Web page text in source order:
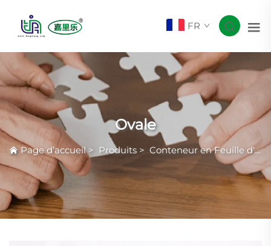
FR
Ovale
Page d’accueil> Produits > Conteneur en Feuille d'Aluminium Courante avec Rides